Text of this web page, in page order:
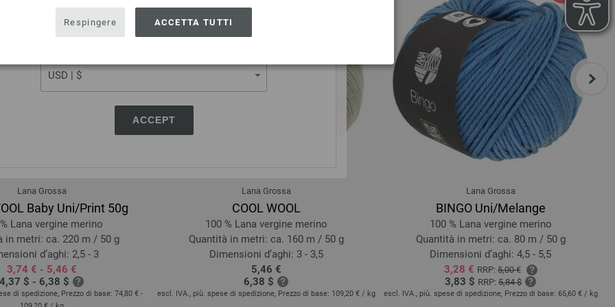
USA - The United States of America
ACCEPT
Respingere ACCETTA TUTTI
Lana Grossa
Baby Uni/Print 50g
Lana vergine merino
in metri: ca. 220 m / 50 g
d’aghi: 2,5 - 3
3,74 € - 5,46 €
4,37 $ - 6,38 $
di spedizione, Prezzo di base: 74,80 € -
Lana Grossa
COOL WOOL
100 % Lana vergine merino
Quantità in metri: ca. 160 m / 50 g
Dimensioni d’aghi: 3 - 3,5
5,46 €
6,38 $
escl. IVA., più. spese di spedizione, Prezzo di base: 109,20 € / kg
Lana Grossa
BINGO Uni/Melange
100 % Lana vergine merino
Quantità in metri: ca. 80 m / 50 g
Dimensioni d’aghi: 4,5 - 5,5
3,28 € RRP:5,00 €
3,83 $ RRP: 5,84 $
escl. IVA., più. spese di spedizione, Prezzo di base: 65,60 € / kg
next